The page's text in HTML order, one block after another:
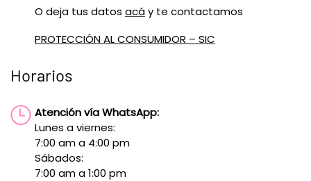
O deja tus datos acáy te contactamos
PROTECCIÓN AL CONSUMIDOR – SIC
Horarios
Atención vía WhatsApp:
Lunes a viernes:
7:00 am a 4:00 pm
Sábados:
7:00 am a 1:00 pm